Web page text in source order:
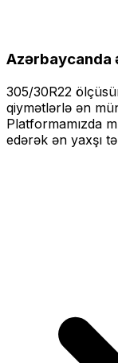
Azərbaycanda
305/30R22
qiymətlərlə ən
Platformamızda
edərək ən yaxşı